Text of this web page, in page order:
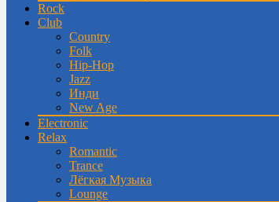
Rock
Club
Country
Folk
Hip-Hop
Jazz
Инди
New Age
Electronic
Relax
Romantic
Trance
Лёгкая Музыка
Lounge